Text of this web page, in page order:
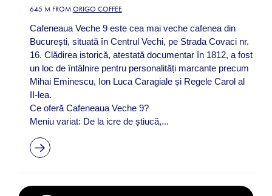
645 M FROM ORIGO COFFEE
Cafeneaua Veche 9 este cea mai veche cafenea din
București, situată în Centrul Vechi, pe Strada Covaci nr.
16. Clădirea istorică, atestată documentar în 1812, a fost
un loc de întâlnire pentru personalități marcante precum
Mihai Eminescu, Ion Luca Caragiale și Regele Carol al
II-lea. ​
Ce oferă Cafeneaua Veche 9?
Meniu variat: De la icre de știucă,...